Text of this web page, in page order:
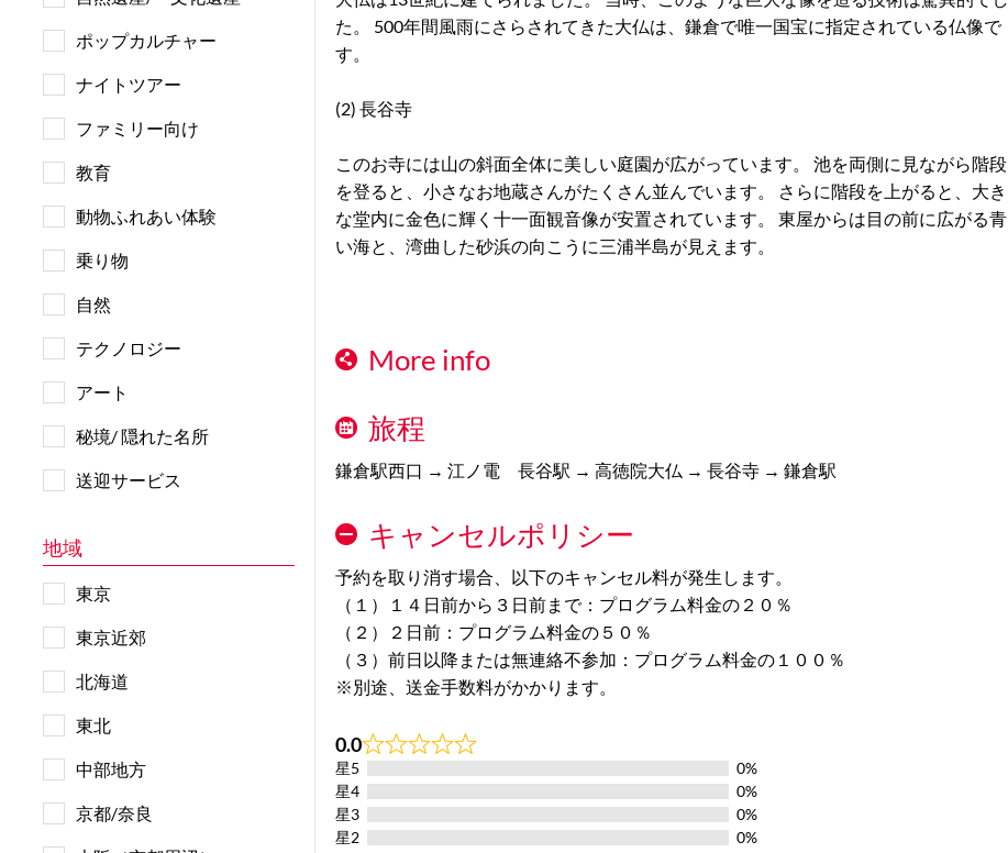
ポップカルチャー
ナイトツアー
ファミリー向け
教育
動物ふれあい体験
乗り物
自然
テクノロジー
アート
秘境/ 隠れた名所
送迎サービス
地域
東京
東京近郊
北海道
東北
中部地方
京都/奈良
た。 500年間風雨にさらされてきた大仏は、鎌倉で唯一国宝に指定されている仏像で
す。
(2) 長谷寺
このお寺には山の斜面全体に美しい庭園が広がっています。 池を両側に見ながら階段
を登ると、小さなお地蔵さんがたくさん並んでいます。 さらに階段を上がると、大き
な堂内に金色に輝く十一面観音像が安置されています。 東屋からは目の前に広がる青
い海と、湾曲した砂浜の向こうに三浦半島が見えます。
More info
旅程
鎌倉駅西口 → 江ノ電 長谷駅 → 高徳院大仏 → 長谷寺 → 鎌倉駅
キャンセルポリシー
予約を取り消す場合、以下のキャンセル料が発生します。
（１）１４日前から３日前まで：プログラム料金の２０％
（２）２日前：プログラム料金の５０％
（３）前日以降または無連絡不参加：プログラム料金の１００％
※別途、送金手数料がかかります。
0.0
Rated
out
of
5
星5
0%
星4
0%
星3
0%
星2
0%